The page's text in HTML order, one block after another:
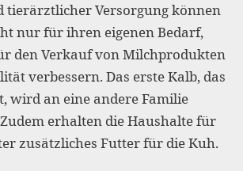
tierärztlicher Versorgung können
nur für ihren eigenen Bedarf,
den Verkauf von Milchprodukten
verbessern. Das erste Kalb, das
wird an eine andere Familie
erhalten die Haushalte für
zusätzliches Futter für die Kuh.